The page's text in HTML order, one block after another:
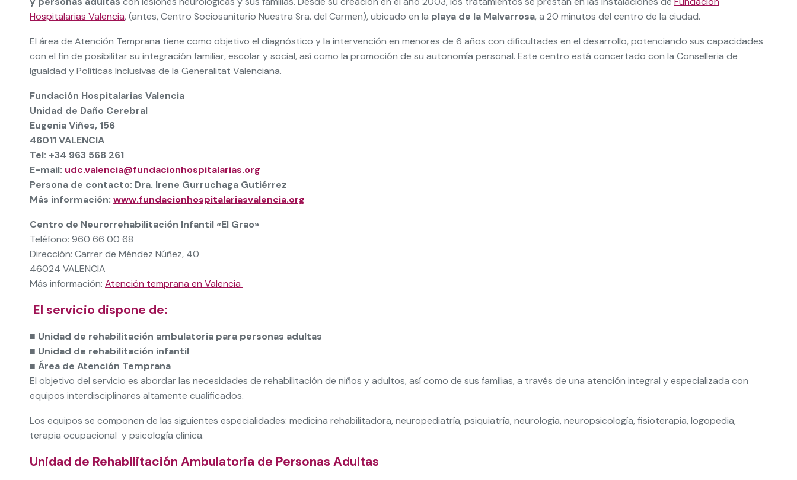
Hospitalarias Valencia, (antes, Centro Sociosanitario Nuestra Sra. del Carmen), ubicado en la playa de la Malvarrosa, a 20 minutos del centro de la ciudad.
El área de Atención Temprana tiene como objetivo el diagnóstico y la intervención en menores de 6 años con dificultades en el desarrollo, potenciando sus capacidades
con el fin de posibilitar su integración familiar, escolar y social, así como la promoción de su autonomía personal. Este centro está concertado con la Conselleria de
Igualdad y Políticas Inclusivas de la Generalitat Valenciana.
Fundación Hospitalarias Valencia
Unidad de Daño Cerebral
Eugenia Viñes, 156
46011VALENCIA
Tel: +34 963 568 261
E-mail: udc.valencia@fundacionhospitalarias.org
Persona de contacto: Dra. Irene Gurruchaga Gutiérrez
Más información: www.fundacionhospitalariasvalencia.org
Centro de Neurorrehabilitación Infantil «El Grao»
Teléfono: 960 66 00 68
Dirección: Carrer de Méndez Núñez, 40
46024 VALENCIA
Más información: Atención temprana en Valencia
El servicio dispone de:
■ Unidad de rehabilitación ambulatoria para personas adultas
■ Unidad de rehabilitación infantil
■ Área de Atención Temprana
El objetivo del servicio es abordar las necesidades de rehabilitación de niños y adultos, así como de sus familias, a través de una atención integral y especializada con
equipos interdisciplinares altamente cualificados.
Los equipos se componen de las siguientes especialidades: medicina rehabilitadora, neuropediatría, psiquiatría, neurología, neuropsicología, fisioterapia, logopedia,
terapia ocupacional y psicología clínica.
Unidad de Rehabilitación Ambulatoria de Personas Adultas